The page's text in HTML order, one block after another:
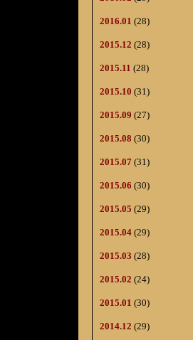
2016.01 (28)
2015.12 (28)
2015.11 (28)
2015.10 (31)
2015.09 (27)
2015.08 (30)
2015.07 (31)
2015.06 (30)
2015.05 (29)
2015.04 (29)
2015.03 (28)
2015.02 (24)
2015.01 (30)
2014.12 (29)